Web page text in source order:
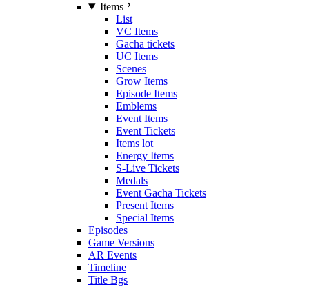
Items
List
VC Items
Gacha tickets
UC Items
Scenes
Grow Items
Episode Items
Emblems
Event Items
Event Tickets
Items lot
Energy Items
S-Live Tickets
Medals
Event Gacha Tickets
Present Items
Special Items
Episodes
Game Versions
AR Events
Timeline
Title Bgs